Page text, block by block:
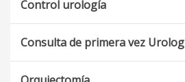
Control urología
Consulta de primera vez